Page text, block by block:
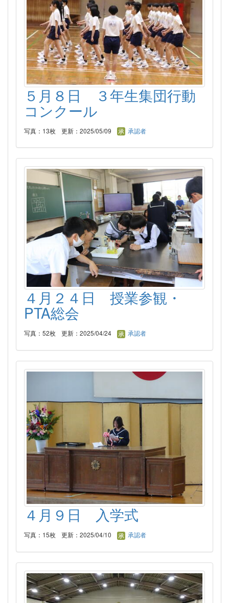
５月８日 ３年生集団行動
コンクール
写真：13枚 更新：2025/05/09 承認者
４月２４日 授業参観・
PTA総会
写真：52枚 更新：2025/04/24 承認者
４月９日 入学式
写真：15枚 更新：2025/04/10 承認者